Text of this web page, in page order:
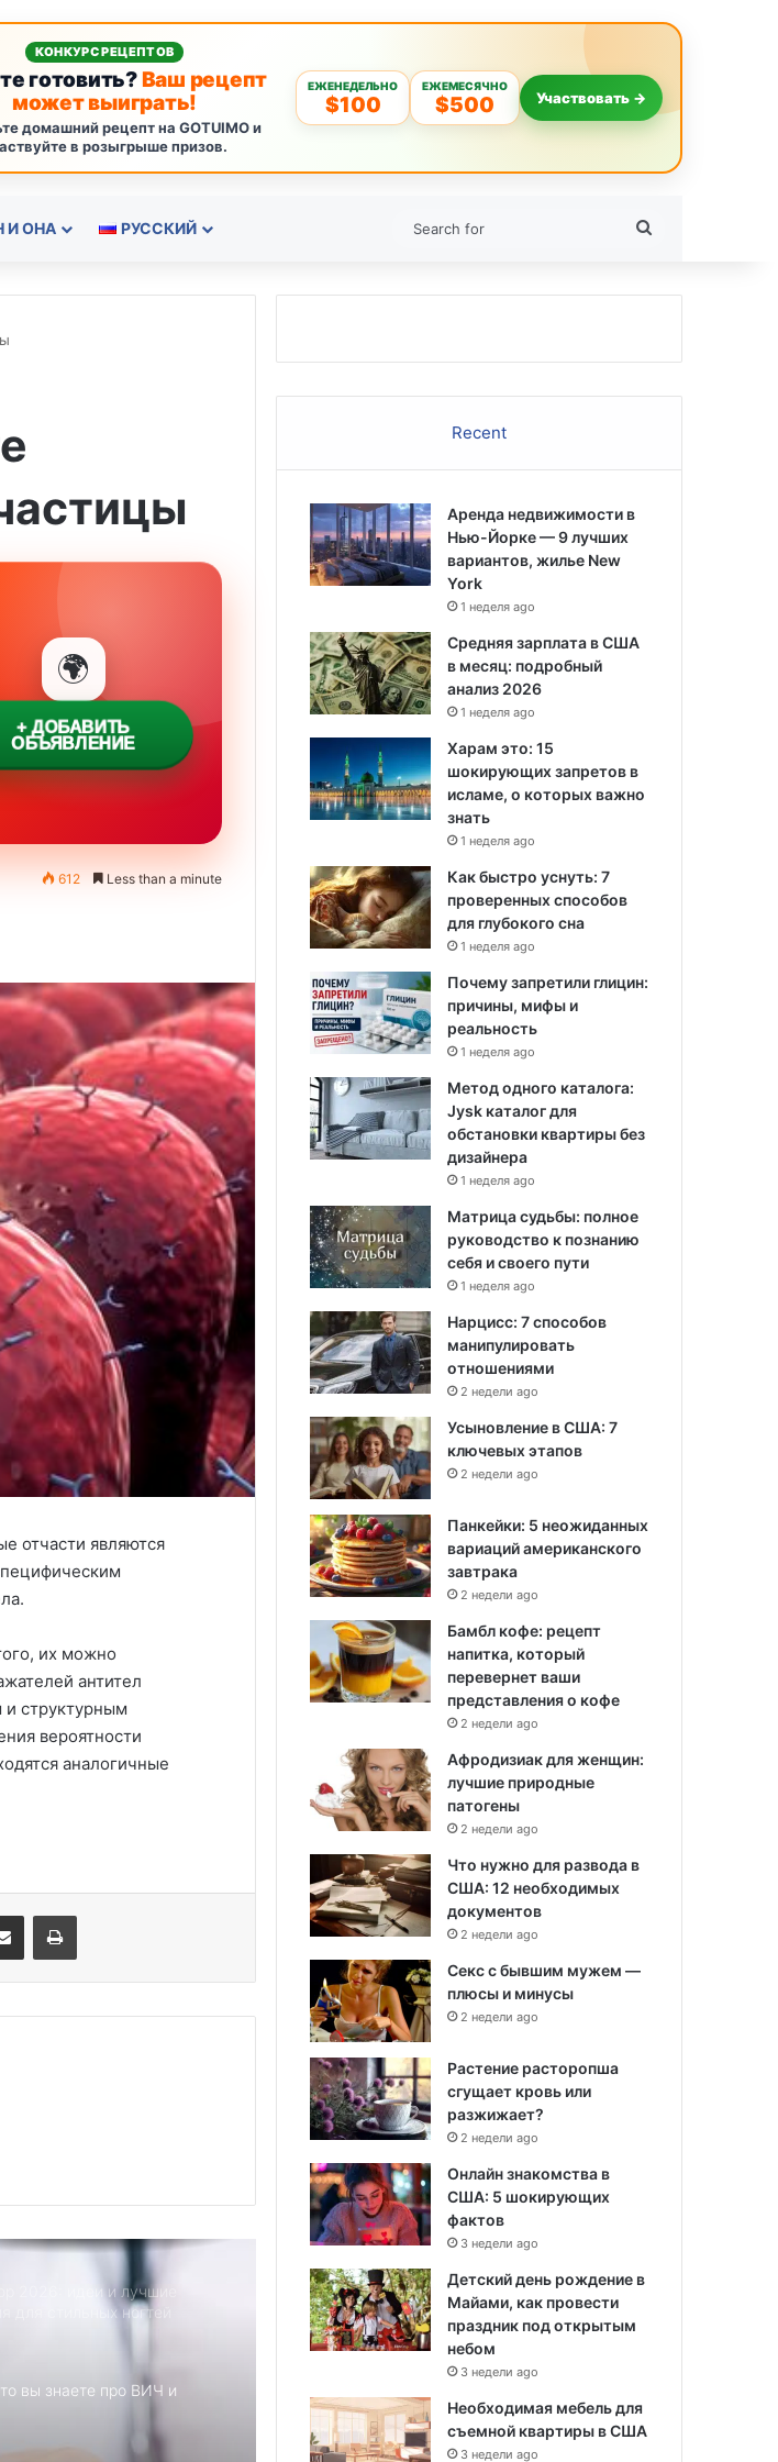
КОНКУРС РЕЦЕПТОВ
готовить?Ваш рецепт
может выиграть!
домашний рецепт на GOTUIMO и
в розыгрыше призов.
ЕЖЕНЕДЕЛЬНО
$100
ЕЖЕМЕСЯЧНО
$500 Участвовать →
И ОНА РУССКИЙ
🌍
+ ДОБАВИТЬ
ОБЪЯВЛЕНИЕ
612 Less than a minute
отчасти являются
их можно
антител
и структурным
вероятности
аналогичные
показывает,
счастливые пары делают
после занятий йогой
2026: идеи и лучшие
для стильных ногтей
вы знаете про ВИЧ и
Recent
Аренда недвижимости в
Нью-Йорке — 9 лучших
вариантов, жилье New
York
1 неделя ago
Средняя зарплата в США
в месяц: подробный
анализ 2026
1 неделя ago
Харам это: 15
шокирующих запретов в
исламе, о которых важно
знать
1 неделя ago
Как быстро уснуть: 7
проверенных способов
для глубокого сна
1 неделя ago
Почему запретили глицин:
причины, мифы и
реальность
1 неделя ago
Метод одного каталога:
Jysk каталог для
обстановки квартиры без
дизайнера
1 неделя ago
Матрица судьбы: полное
руководство к познанию
себя и своего пути
1 неделя ago
Нарцисс: 7 способов
манипулировать
отношениями
2 недели ago
Усыновление в США: 7
ключевых этапов
2 недели ago
Панкейки: 5 неожиданных
вариаций американского
завтрака
2 недели ago
Бамбл кофе: рецепт
напитка, который
перевернет ваши
представления о кофе
2 недели ago
Афродизиак для женщин:
лучшие природные
патогены
2 недели ago
Что нужно для развода в
США: 12 необходимых
документов
2 недели ago
Секс с бывшим мужем —
плюсы и минусы
2 недели ago
Растение расторопша
сгущает кровь или
разжижает?
2 недели ago
Онлайн знакомства в
США: 5 шокирующих
фактов
3 недели ago
Детский день рождение в
Майами, как провести
праздник под открытым
небом
3 недели ago
Необходимая мебель для
съемной квартиры в США
3 недели ago